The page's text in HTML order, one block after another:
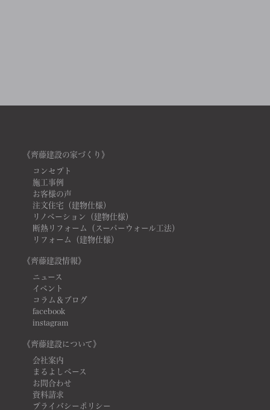
《齊藤建設の家づくり》
コンセプト
施工事例
お客様の声
注文住宅（建物仕様）
リノベーション（建物仕様）
断熱リフォーム（スーパーウォール工法）
リフォーム（建物仕様）
《齊藤建設情報》
ニュース
イベント
コラム＆ブログ
facebook
instagram
《齊藤建設について》
会社案内
まるよしベース
お問合わせ
資料請求
プライバシーポリシー